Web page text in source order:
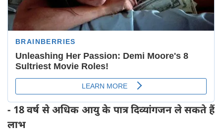
- 18 वर्ष से अधिक आयु के पात्र दिव्यांगजन ले सकते हैं
लाभ